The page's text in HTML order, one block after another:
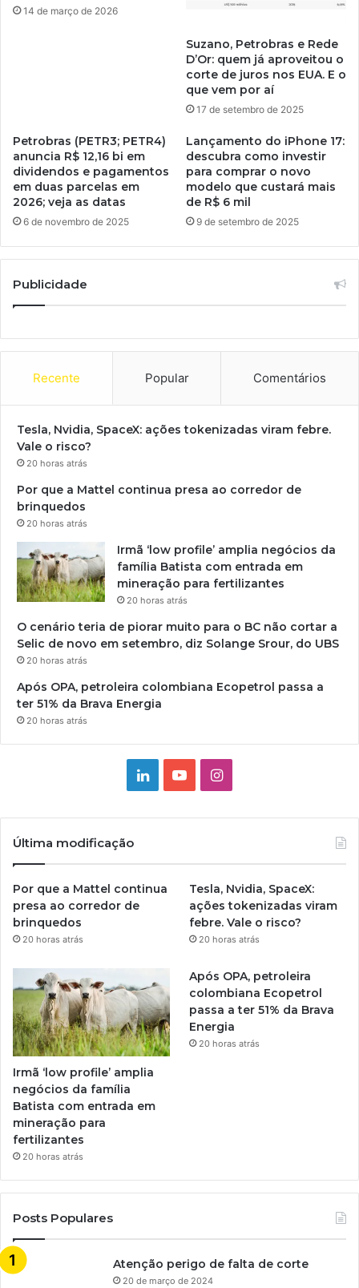
14 de março de 2026
Suzano, Petrobras e Rede
D’Or: quem já aproveitou o
corte de juros nos EUA. E o
que vem por aí
17 de setembro de 2025
Petrobras (PETR3; PETR4)
anuncia R$ 12,16 bi em
dividendos e pagamentos
em duas parcelas em
2026; veja as datas
6 de novembro de 2025
Lançamento do iPhone 17:
descubra como investir
para comprar o novo
modelo que custará mais
de R$ 6 mil
9 de setembro de 2025
Publicidade
Recente Popular Comentários
Tesla, Nvidia, SpaceX: ações tokenizadas viram febre.
Vale o risco?
20 horas atrás
Por que a Mattel continua presa ao corredor de
brinquedos
20 horas atrás
Irmã ‘low profile’ amplia negócios da
família Batista com entrada em
mineração para fertilizantes
20 horas atrás
O cenário teria de piorar muito para o BC não cortar a
Selic de novo em setembro, diz Solange Srour, do UBS
20 horas atrás
Após OPA, petroleira colombiana Ecopetrol passa a
ter 51% da Brava Energia
20 horas atrás
LinkedinYouTubeInstagram
Última modificação
Por que a Mattel continua
presa ao corredor de
brinquedos
20 horas atrás
Tesla, Nvidia, SpaceX:
ações tokenizadas viram
febre. Vale o risco?
20 horas atrás
Irmã ‘low profile’ amplia
negócios da família
Batista com entrada em
mineração para
fertilizantes
20 horas atrás
Após OPA, petroleira
colombiana Ecopetrol
passa a ter 51% da Brava
Energia
20 horas atrás
Posts Populares
Atenção perigo de falta de corte
20 de março de 2024